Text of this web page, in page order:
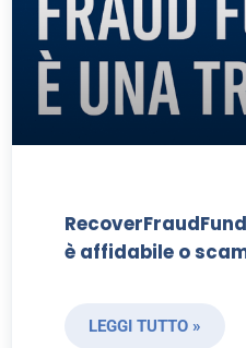
è affidabile o
LEGGI TUTTO »